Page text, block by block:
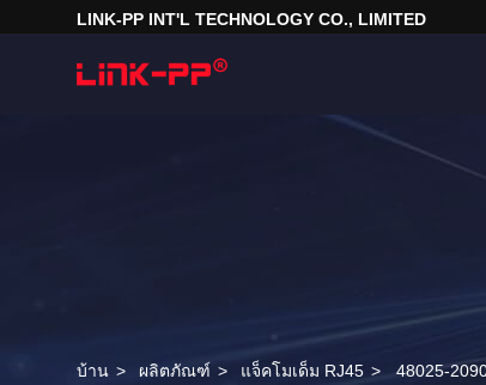
LINK-PP INT'L TECHNOLOGY CO., LIMITED
บ้าน > ผลิตภัณฑ์ > แจ็คโมเด็ม RJ45 > 48025-